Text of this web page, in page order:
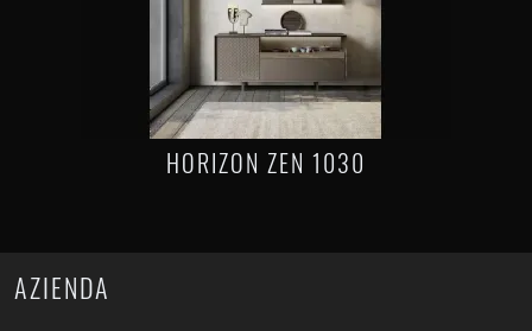
HORIZON ZEN 1030
AZIENDA